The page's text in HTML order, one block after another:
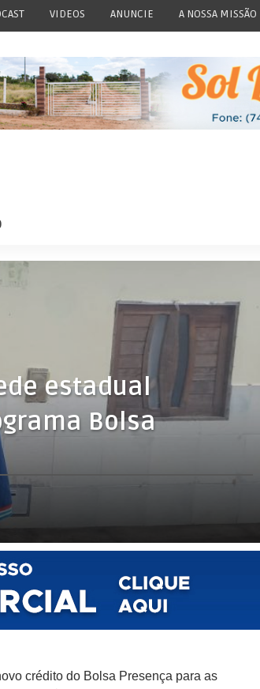
VIDEOS ANUNCIE A NOSSA MISSÃO
estadual
Bolsa
crédito do Bolsa Presença para as